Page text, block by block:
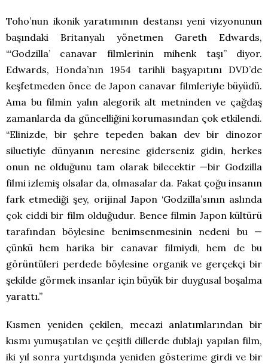
Toho’nun ikonik yaratımının destansı yeni vizyonunun
başındaki Britanyalı yönetmen Gareth Edwards,
“‘Godzilla’ canavar filmlerinin mihenk taşı” diyor.
Edwards, Honda’nın 1954 tarihli başyapıtını DVD’de
keşfetmeden önce de Japon canavar filmleriyle büyüdü.
Ama bu filmin yalın alegorik alt metninden ve çağdaş
zamanlarda da güncelliğini korumasından çok etkilendi.
“Elinizde, bir şehre tepeden bakan dev bir dinozor
siluetiyle dünyanın neresine giderseniz gidin, herkes
onun ne olduğunu tam olarak bilecektir —bir Godzilla
filmi izlemiş olsalar da, olmasalar da. Fakat çoğu insanın
fark etmediği şey, orijinal Japon ‘Godzilla’sının aslında
çok ciddi bir film olduğudur. Bence filmin Japon kültürü
tarafından böylesine benimsenmesinin nedeni bu —
çünkü hem harika bir canavar filmiydi, hem de bu
görüntüleri perdede böylesine organik ve gerçekçi bir
şekilde görmek insanlar için büyük bir duygusal boşalma
yarattı.”
Kısmen yeniden çekilen, mecazi anlatımlarından bir
kısmı yumuşatılan ve çeşitli dillerde dublajı yapılan film,
iki yıl sonra yurtdışında yeniden gösterime girdi ve bir